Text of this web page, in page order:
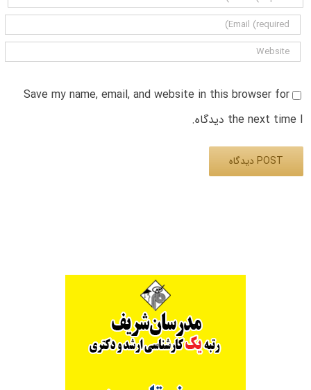
Save my name, email, and website in this browser for
the next time I دیدگاه.